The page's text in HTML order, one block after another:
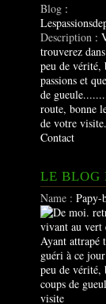
Blog :
Description :
trouverez
peu de vérité,
passions et
de
route, bonne
de votre
Contact
LE BLOG
Name : Papy-